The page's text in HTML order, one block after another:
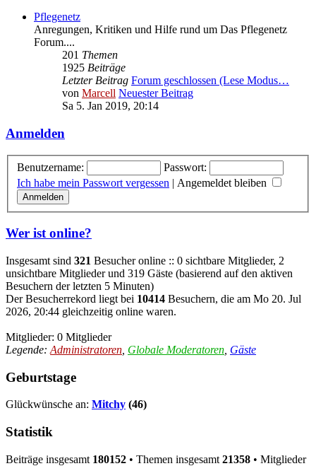
Pflegenetz
Anregungen, Kritiken und Hilfe rund um Das Pflegenetz
Forum....
201 Themen
1925 Beiträge
Letzter Beitrag Forum geschlossen (Lese Modus…
von Marcell Neuester Beitrag
Sa 5. Jan 2019, 20:14
Anmelden
Benutzername:
Passwort:
Ich habe mein Passwort vergessen | Angemeldet bleiben
Wer ist online?
Insgesamt sind 321 Besucher online :: 0 sichtbare Mitglieder, 2
unsichtbare Mitglieder und 319 Gäste (basierend auf den aktiven
Besuchern der letzten 5 Minuten)
Der Besucherrekord liegt bei 10414 Besuchern, die am Mo 20. Jul
2026, 20:44 gleichzeitig online waren.
Mitglieder: 0 Mitglieder
Legende: Administratoren Globale Moderatoren Gäste
Geburtstage
Glückwünsche an: Mitchy (46)
Statistik
Beiträge insgesamt 180152 • Themen insgesamt 21358 • Mitglieder